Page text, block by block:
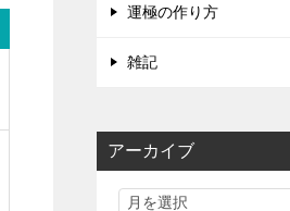
運極の作り方
雑記
アーカイブ